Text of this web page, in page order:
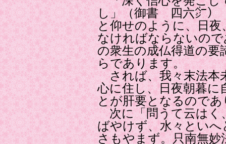
し」（御書 四六㌻）
と仰せのように、日
なければならないの
の衆生の成仏得道の要
らであります。
されば、我々末法本
心に住し、日夜朝暮に
とが肝要となるのであ
次に「問うて云はく
ばやけず、水々とい
さもやまず。只南無妙